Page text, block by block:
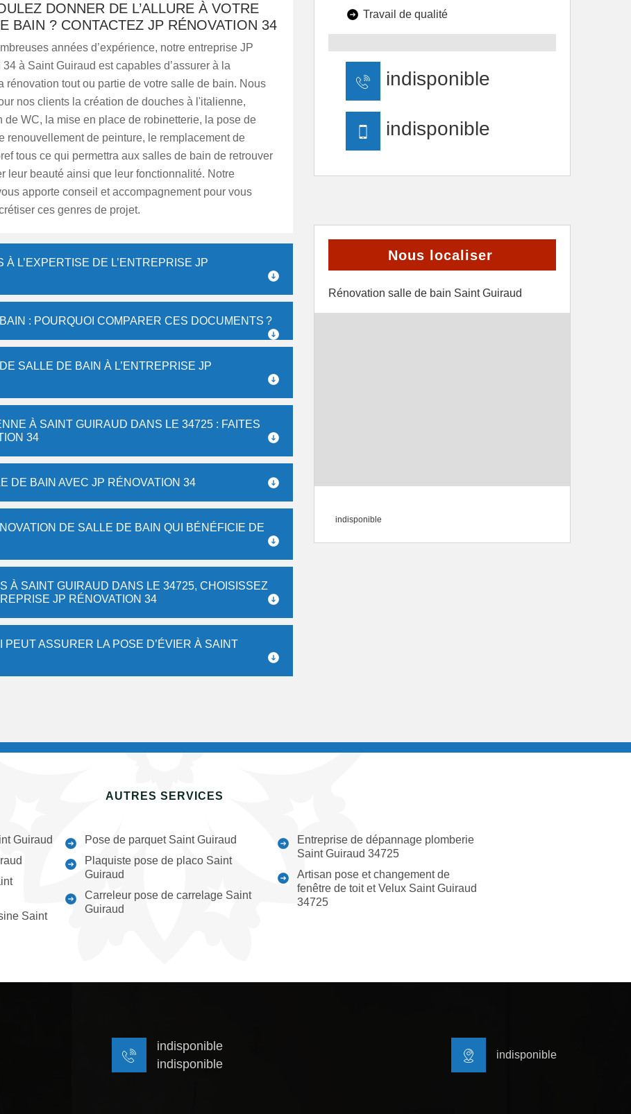
DONNER DE L’ALLURE À VOTRE
BAIN ? CONTACTEZ JP RÉNOVATION 34
années d’expérience, notre entreprise JP
34 à Saint Guiraud est capables d’assurer à la
rénovation tout ou partie de votre salle de bain. Nous
nos clients la création de douches à l'italienne,
de WC, la mise en place de robinetterie, la pose de
renouvellement de peinture, le remplacement de
tous ce qui permettra aux salles de bain de retrouver
leur beauté ainsi que leur fonctionnalité. Notre
apporte conseil et accompagnement pour vous
ces genres de projet.
L’EXPERTISE DE L’ENTREPRISE JP
: POURQUOI COMPARER CES DOCUMENTS ?
SALLE DE BAIN À L’ENTREPRISE JP
À SAINT GUIRAUD DANS LE 34725 : FAITES
34
DE BAIN AVEC JP RÉNOVATION 34
DE SALLE DE BAIN QUI BÉNÉFICIE DE
À SAINT GUIRAUD DANS LE 34725, CHOISISSEZ
JP RÉNOVATION 34
ASSURER LA POSE D’ÉVIER À SAINT
Travail de qualité
indisponible
indisponible
Nous localiser
Rénovation salle de bain Saint Guiraud
indisponible
AUTRES SERVICES
Guiraud
Saint
Pose de parquet Saint Guiraud
Plaquiste pose de placo Saint
Guiraud
Carreleur pose de carrelage Saint
Guiraud
Entreprise de dépannage plomberie
Saint Guiraud 34725
Artisan pose et changement de
fenêtre de toit et Velux Saint Guiraud
34725
indisponible
indisponible
indisponible